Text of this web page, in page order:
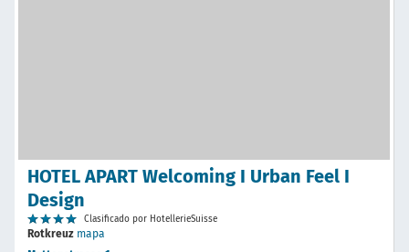
HOTEL APART Welcoming I Urban Feel I
Design
Clasificado por HotellerieSuisse
Rotkreuz mapa